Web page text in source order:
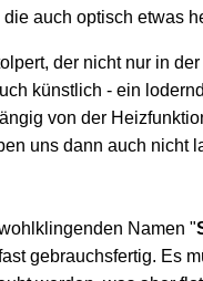
auch optisch etwas
der nicht nur in
künstlich - ein
von der
uns dann auch nicht
Namen "
gebrauchsfertig. Es